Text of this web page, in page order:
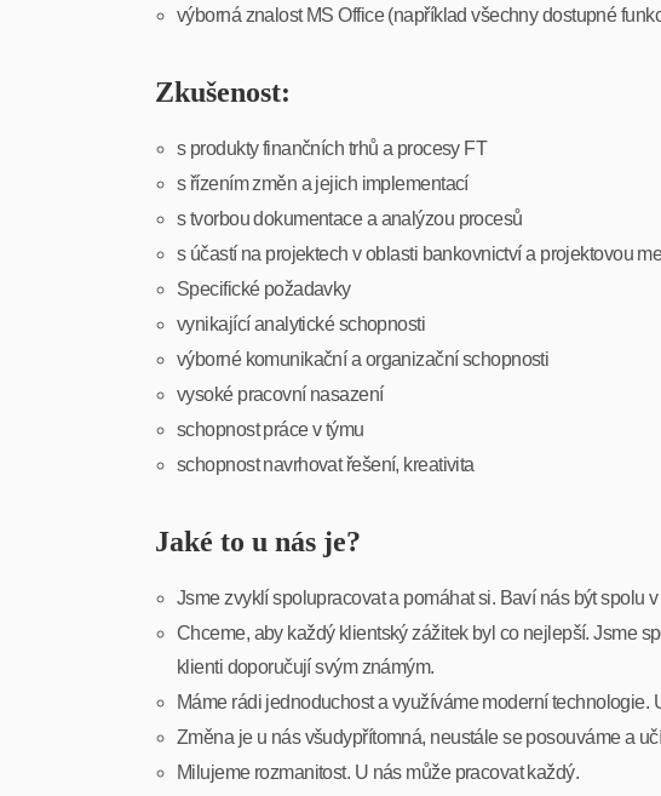
výborná znalost MS Office (například všechny dostupné
Zkušenost:
s produkty finančních trhů a procesy FT
s řízením změn a jejich implementací
s tvorbou dokumentace a analýzou procesů
s účastí na projektech v oblasti bankovnictví a projektovou
Specifické požadavky
vynikající analytické schopnosti
výborné komunikační a organizační schopnosti
vysoké pracovní nasazení
schopnost práce v týmu
schopnost navrhovat řešení, kreativita
Jaké to u nás je?
Jsme zvyklí spolupracovat a pomáhat si. Baví nás být spolu
Chceme, aby každý klientský zážitek byl co nejlepší. Jsme
klienti doporučují svým známým.
Máme rádi jednoduchost a využíváme moderní
Změna je u nás všudypřítomná, neustále se posouváme a
Milujeme rozmanitost. U nás může pracovat každý.